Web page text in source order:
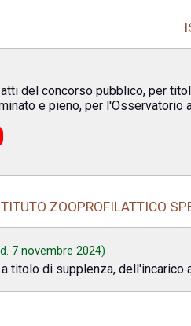
del concorso pubblico, per
e pieno, per l'Osservatorio
ZOOPROFILATTICO
7 novembre 2024)
titolo di supplenza, dell'incarico